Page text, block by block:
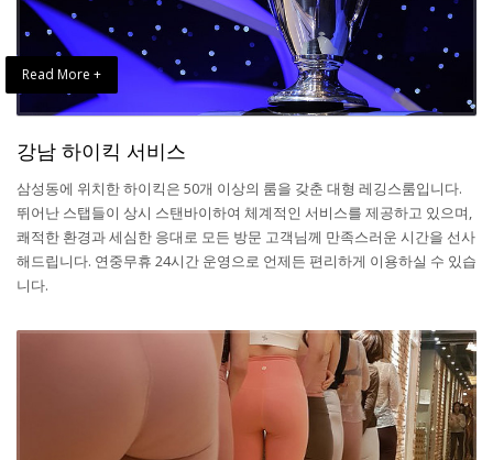
Read More +
강남 하이킥 서비스
삼성동에 위치한 하이킥은 50개 이상의 룸을 갖춘 대형 레깅스룸입니다.
뛰어난 스탭들이 상시 스탠바이하여 체계적인 서비스를 제공하고 있으며,
쾌적한 환경과 세심한 응대로 모든 방문 고객님께 만족스러운 시간을 선사
해드립니다. 연중무휴 24시간 운영으로 언제든 편리하게 이용하실 수 있습
니다.